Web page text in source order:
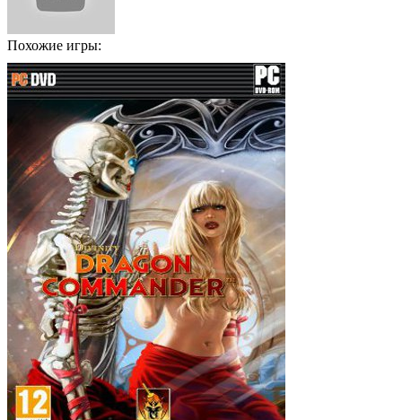
Похожие игры: